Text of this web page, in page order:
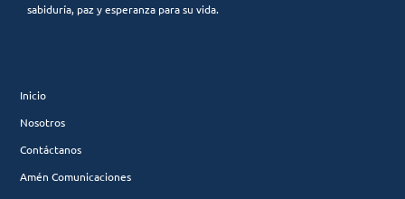
sabiduría, paz y esperanza para su vida.
Inicio
Nosotros
Contáctanos
Amén Comunicaciones